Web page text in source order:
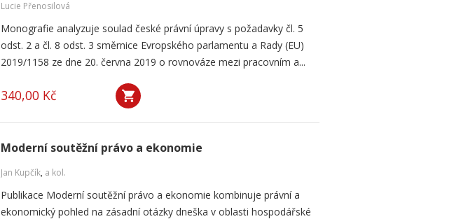
Lucie Přenosilová
Monografie analyzuje soulad české právní úpravy s požadavky čl. 5
odst. 2 a čl. 8 odst. 3 směrnice Evropského parlamentu a Rady (EU)
2019/1158 ze dne 20. června 2019 o rovnováze mezi pracovním a...
340,00 Kč
Moderní soutěžní právo a ekonomie
Jan Kupčík, a kol.
Publikace Moderní soutěžní právo a ekonomie kombinuje právní a
ekonomický pohled na zásadní otázky dneška v oblasti hospodářské